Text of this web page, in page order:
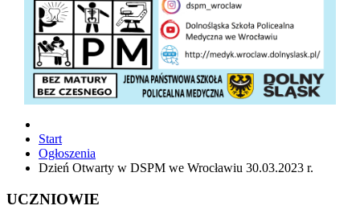
Start
Ogłoszenia
Dzień Otwarty w DSPM we Wrocławiu 30.03.2023 r.
UCZNIOWIE